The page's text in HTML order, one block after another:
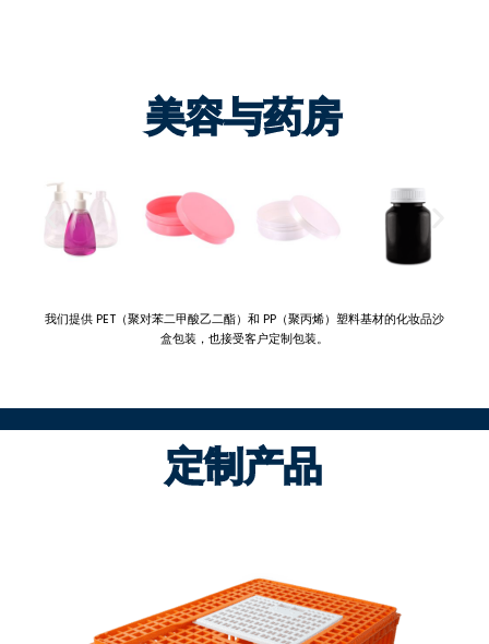
美容与药房
我们提供 PET（聚对苯二甲酸乙二酯）和 PP（聚丙烯）塑料基材的化妆品沙
盒包装，也接受客户定制包装。
定制产品